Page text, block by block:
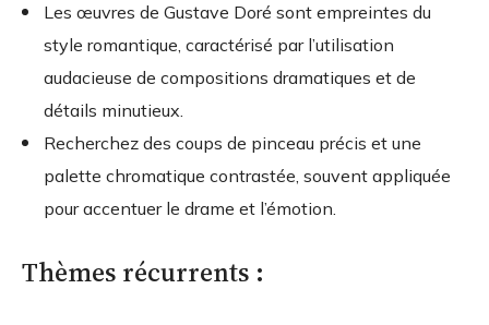
Les œuvres de Gustave Doré sont empreintes du
style romantique, caractérisé par l’utilisation
audacieuse de compositions dramatiques et de
détails minutieux.
Recherchez des coups de pinceau précis et une
palette chromatique contrastée, souvent appliquée
pour accentuer le drame et l’émotion.
Thèmes récurrents :